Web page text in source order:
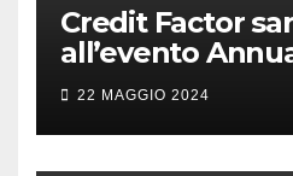
Credit Factor
all’evento
Unirec!
22 MAGGIO 2024